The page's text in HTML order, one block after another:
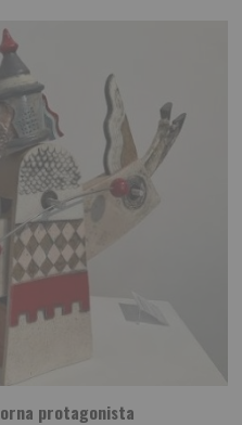
protagonista